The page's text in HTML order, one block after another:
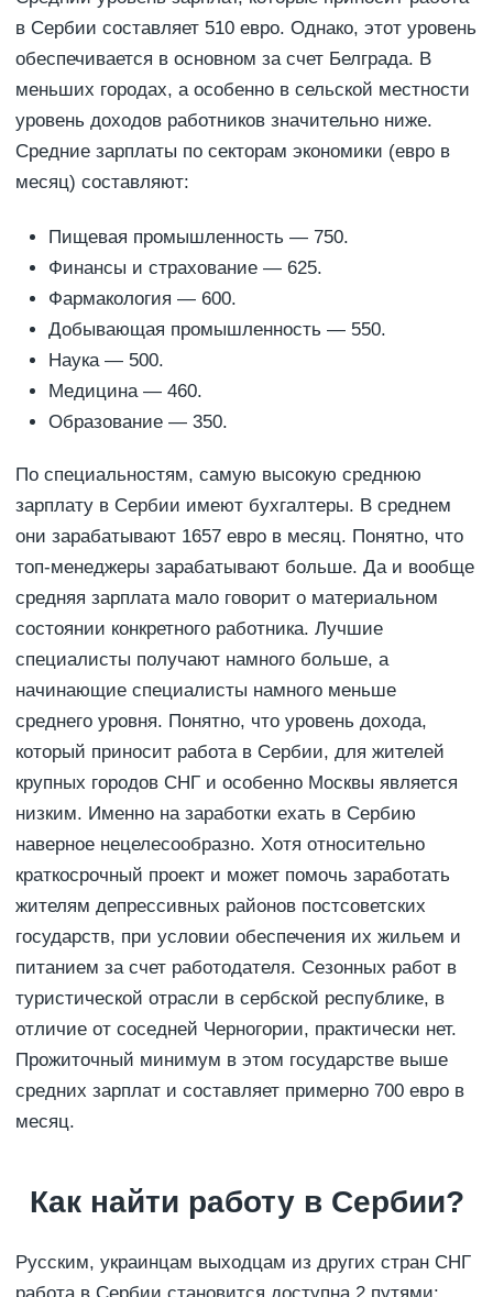
в Сербии составляет 510 евро. Однако, этот уровень
обеспечивается в основном за счет Белграда. В
меньших городах, а особенно в сельской местности
уровень доходов работников значительно ниже.
Средние зарплаты по секторам экономики (евро в
месяц) составляют:
Пищевая промышленность — 750.
Финансы и страхование — 625.
Фармакология — 600.
Добывающая промышленность — 550.
Наука — 500.
Медицина — 460.
Образование — 350.
По специальностям, самую высокую среднюю
зарплату в Сербии имеют бухгалтеры. В среднем
они зарабатывают 1657 евро в месяц. Понятно, что
топ-менеджеры зарабатывают больше. Да и вообще
средняя зарплата мало говорит о материальном
состоянии конкретного работника. Лучшие
специалисты получают намного больше, а
начинающие специалисты намного меньше
среднего уровня. Понятно, что уровень дохода,
который приносит работа в Сербии, для жителей
крупных городов СНГ и особенно Москвы является
низким. Именно на заработки ехать в Сербию
наверное нецелесообразно. Хотя относительно
краткосрочный проект и может помочь заработать
жителям депрессивных районов постсоветских
государств, при условии обеспечения их жильем и
питанием за счет работодателя. Сезонных работ в
туристической отрасли в сербской республике, в
отличие от соседней Черногории, практически нет.
Прожиточный минимум в этом государстве выше
средних зарплат и составляет примерно 700 евро в
месяц.
Как найти работу в Сербии?
Русским, украинцам выходцам из других стран СНГ